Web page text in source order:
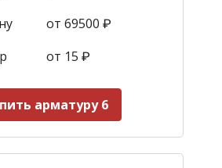
от 69500 ₽
от 15 ₽
арматуру 6